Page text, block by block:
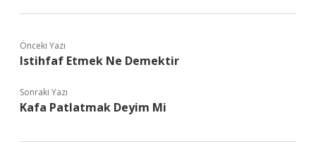
Önceki Yazı
Istihfaf Etmek Ne Demektir
Sonraki Yazı
Kafa Patlatmak Deyim Mi